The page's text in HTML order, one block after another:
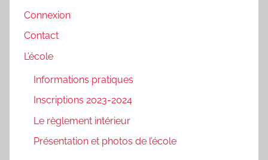
Connexion
Contact
L’école
Informations pratiques
Inscriptions 2023-2024
Le règlement intérieur
Présentation et photos de l’école